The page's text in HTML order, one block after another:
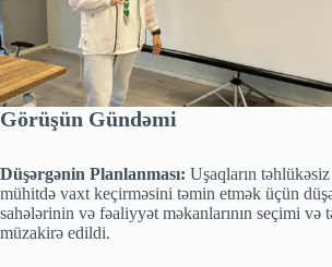
Görüşün Gündəmi
Düşərgənin Planlanması: Uşaqların
mühitdə vaxt keçirməsini təmin etmək üçün
sahələrinin və fəaliyyət məkanlarının seçimi və
müzakirə edildi.